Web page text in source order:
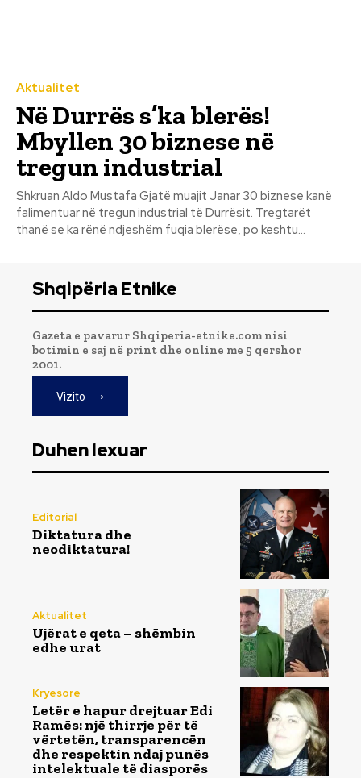
Aktualitet
Në Durrës s’ka blerës!
Mbyllen 30 biznese në
tregun industrial
Shkruan Aldo Mustafa Gjatë muajit Janar 30 biznese kanë
falimentuar në tregun industrial të Durrësit. Tregtarët
thanë se ka rënë ndjeshëm fuqia blerëse, po keshtu...
Shqipëria Etnike
Gazeta e pavarur Shqiperia-etnike.com nisi
botimin e saj në print dhe online me 5 qershor
2001.
Vizito ⟶
Duhen lexuar
Editorial
Diktatura dhe
neodiktatura!
Aktualitet
Ujërat e qeta – shëmbin
edhe urat
Kryesore
Letër e hapur drejtuar Edi
Ramës: një thirrje për të
vërtetën, transparencën
dhe respektin ndaj punës
intelektuale të diasporës